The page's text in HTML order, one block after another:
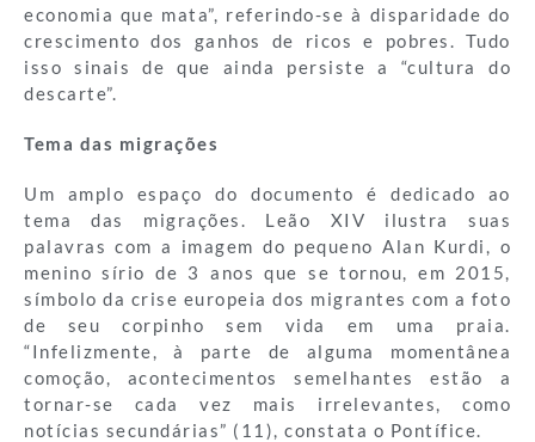
economia que mata”, referindo-se à disparidade do
crescimento dos ganhos de ricos e pobres. Tudo
isso sinais de que ainda persiste a “cultura do
descarte”.
Tema das migrações
Um amplo espaço do documento é dedicado ao
tema das migrações. Leão XIV ilustra suas
palavras com a imagem do pequeno Alan Kurdi, o
menino sírio de 3 anos que se tornou, em 2015,
símbolo da crise europeia dos migrantes com a foto
de seu corpinho sem vida em uma praia.
“Infelizmente, à parte de alguma momentânea
comoção, acontecimentos semelhantes estão a
tornar-se cada vez mais irrelevantes, como
notícias secundárias” (11), constata o Pontífice.